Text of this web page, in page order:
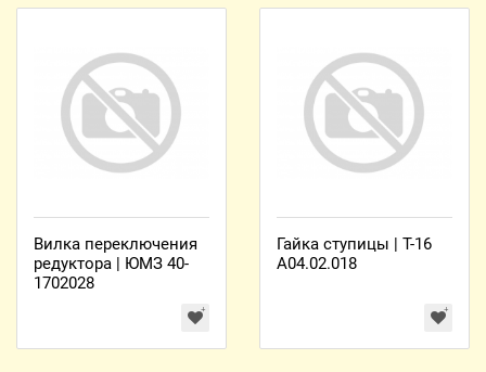
Вилка переключения
редуктора | ЮМЗ 40-
1702028
Гайка ступицы | Т-16
А04.02.018